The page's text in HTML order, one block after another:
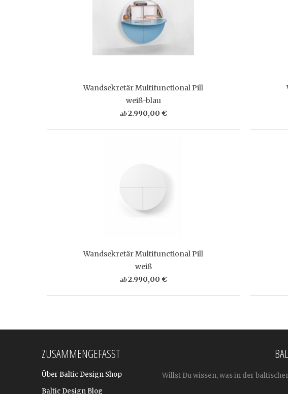
Wandsekretär Multifunctional Pill
weiß-blau
ab 2.990,00 €
Wandsekretär Multifunctional Pill
weiß
ab 2.990,00 €
ZUSAMMENGEFASST
Über Baltic Design Shop
Baltic Design Blog
Willst Du wissen, was in der